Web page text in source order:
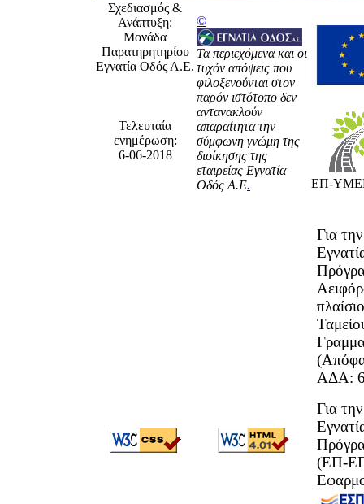
Σχεδιασμός &
Ανάπτυξη:
Μονάδα
Παρατηρητηρίου
Εγνατία Οδός Α.Ε.
©
Τα περιεχόμενα και οι
τυχόν απόψεις που
φιλοξενούνται στον
παρόν ιστότοπο δεν
αντανακλούν
απαραίτητα την
σύμφωνη γνώμη της
διοίκησης της
εταιρείας Εγνατία
Οδός Α.Ε. ΕΠ-
Τελευταία
ενημέρωση:
6-06-2018
Για
ΑΔΑ:
Για
(ΕΠ-